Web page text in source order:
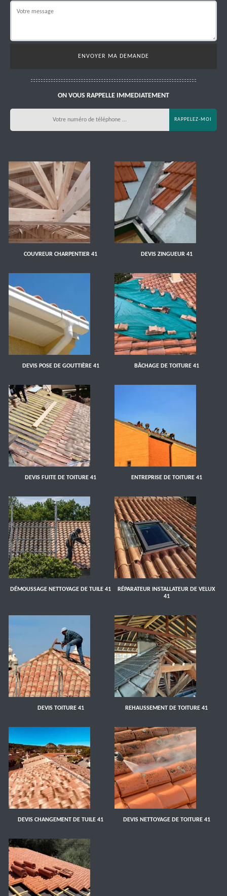
ON VOUS RAPPELLE IMMEDIATEMENT
COUVREUR CHARPENTIER 41 DEVIS ZINGUEUR 41
DEVIS POSE DE GOUTTIÈRE 41 BÂCHAGE DE TOITURE 41
DEVIS FUITE DE TOITURE 41 ENTREPRISE DE TOITURE 41
DÉMOUSSAGE NETTOYAGE DE TUILE 41
RÉPARATEUR INSTALLATEUR DE VELUX
41
DEVIS TOITURE 41 REHAUSSEMENT DE TOITURE 41
DEVIS CHANGEMENT DE TUILE 41 DEVIS NETTOYAGE DE TOITURE 41